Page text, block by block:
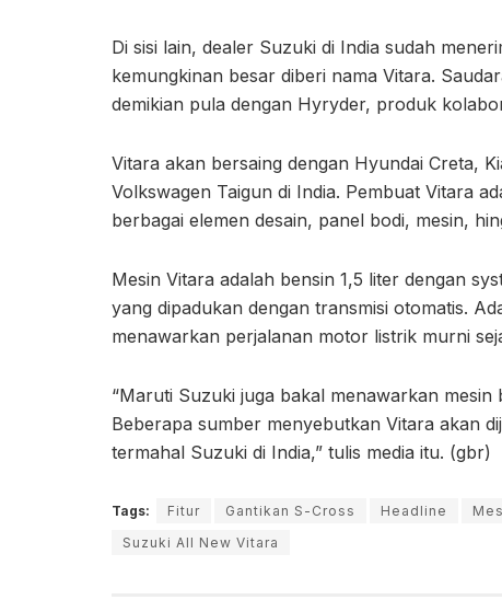
Di sisi lain, dealer Suzuki di India sudah
kemungkinan besar diberi nama Vitara.
demikian pula dengan Hyryder, produk
Vitara akan bersaing dengan Hyundai Creta,
Volkswagen Taigun di India. Pembuat Vitara
berbagai elemen desain, panel bodi, mesin,
Mesin Vitara adalah bensin 1,5 liter dengan
yang dipadukan dengan transmisi otomatis.
menawarkan perjalanan motor listrik murni
“Maruti Suzuki juga bakal menawarkan
Beberapa sumber menyebutkan Vitara akan
termahal Suzuki di India,” tulis media itu. (gbr)
Tags: Fitur Gantikan S-Cross Headline
Suzuki All New Vitara